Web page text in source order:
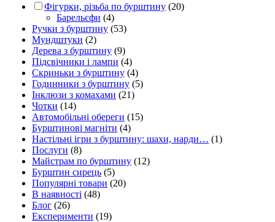
Фігурки, різьба по бурштину (20)
Барельєфи (4)
Ручки з бурштину (53)
Мундштуки (2)
Дерева з бурштину (9)
Підсвічники і лампи (4)
Скриньки з бурштину (4)
Годинники з бурштину (5)
Інклюзи з комахами (21)
Чотки (14)
Автомобільні обереги (15)
Бурштинові магніти (4)
Настільні ігри з бурштину: шахи, нарди… (1)
Послуги (8)
Майстрам по бурштину (12)
Бурштин сирець (5)
Популярні товари (20)
В наявності (48)
Блог (26)
Експерименти (19)